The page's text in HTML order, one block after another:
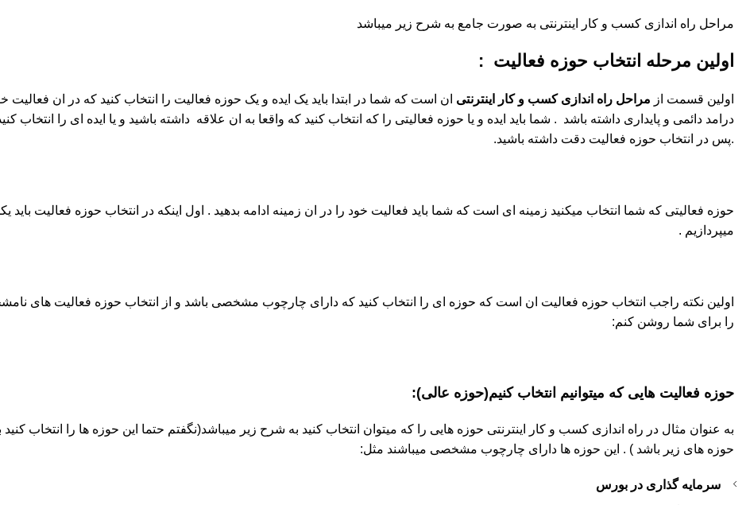
مراحل راه اندازی کسب و کار اینترنتی به صورت جامع به شرح زیر میباشد
اولین مرحله انتخاب حوزه فعالیت :
اولین قسمت از مراحل راه اندازی کسب و کار اینترنتی ان است که شما در ابتدا باید یک ایده و یک حوزه فعالیت را انتخاب کنید که در ان فعالیت
درامد دائمی و پایداری داشته باشد . شما باید ایده و یا حوزه فعالیتی را که انتخاب کنید که واقعا به ان علاقه داشته باشید و یا ایده ای را
.پس در انتخاب حوزه فعالیت دقت داشته باشید.
حوزه فعالیتی که شما انتخاب میکنید زمینه ای است که شما باید فعالیت خود را در ان زمینه ادامه بدهید . اول اینکه در انتخاب حوزه فعالیت باید
میپردازیم .
اولین نکته راجب انتخاب حوزه فعالیت ان است که حوزه ای را انتخاب کنید که دارای چارچوب مشخصی باشد و از انتخاب حوزه فعالیت های
را برای شما روشن کنم:
حوزه فعالیت هایی که میتوانیم انتخاب کنیم(حوزه عالی):
به عنوان مثال در راه اندازی کسب و کار اینترنتی حوزه هایی را که میتوان انتخاب کنید به شرح زیر میباشد(نگفتم حتما این حوزه ها را انتخاب
حوزه های زیر باشد ) . این حوزه ها دارای چارچوب مشخصی میباشند مثل:
سرمایه گذاری در بورس